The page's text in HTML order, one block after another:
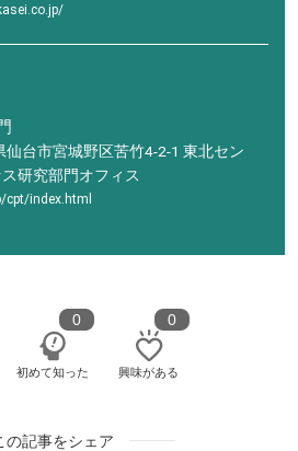
仙台市宮城野区苦竹4-2-1 東北セン
研究部門オフィス
index.html
初めて知った
0
興味がある
0
の記事をシェア